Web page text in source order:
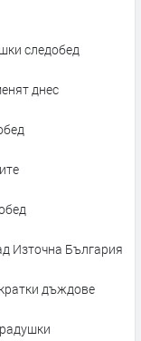
следобед
днес
Източна България
дъждове